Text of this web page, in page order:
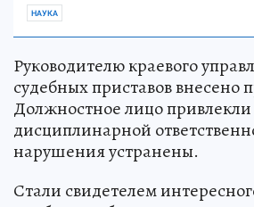
НАУКА
Руководителю краевого
судебных приставов внесено
Должностное лицо привлекли
дисциплинарной
нарушения устранены.
Стали свидетелем